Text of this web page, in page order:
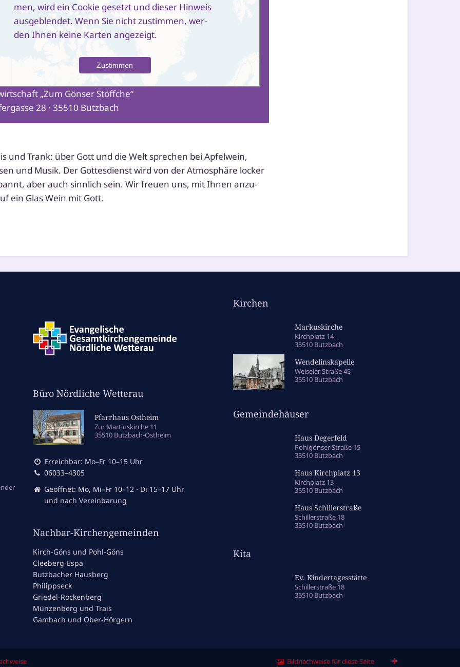
men, wird ein Cookie gesetzt und die­ser Hinweis
aus­ge­blen­det. Wenn Sie nicht zustim­men, wer­
den Ihnen kei­ne Karten angezeigt.
„Zum Gönser Stöffche“
28 · 35510 Butzbach
und Trank: über Gott und die Welt spre­chen bei Apfelwein,
und Musik. Der Gottesdienst wird von der Atmosphäre locker
aber auch sinn­lich sein. Wir freu­en uns, mit Ihnen anzu­
ein Glas Wein mit Gott.
Büro Nördliche Wetterau
Pfarrhaus Ostheim
Zur Martinskirche 11
35510 Butzbach-Ostheim
Erreichbar: Mo–Fr 10–15 Uhr
06033–4305
Geöffnet: Mo, Mi–Fr 10–12 · Di 15–17 Uhr
und nach Vereinbarung
Nachbar-Kirchengemeinden
Kirch-Göns und Pohl-Göns
Cleeberg-Espa
Butzbacher Hausberg
Philippseck
Griedel-Rockenberg
Münzenberg und Trais
Gambach und Ober-Hörgern
Kirchen
Markuskirche
Kirchplatz 14
35510 Butzbach
Wendelinskapelle
Weiseler Straße 45
35510 Butzbach
Gemeindehäuser
Haus Degerfeld
Pohlgönser Straße 15
35510 Butzbach
Haus Kirchplatz 13
Kirchplatz 13
35510 Butzbach
Haus Schillerstraße
Schillerstraße 18
35510 Butzbach
Kita
Ev. Kindertagesstätte
Schillerstraße 18
35510 Butzbach
Bildnachweise für diese Seite